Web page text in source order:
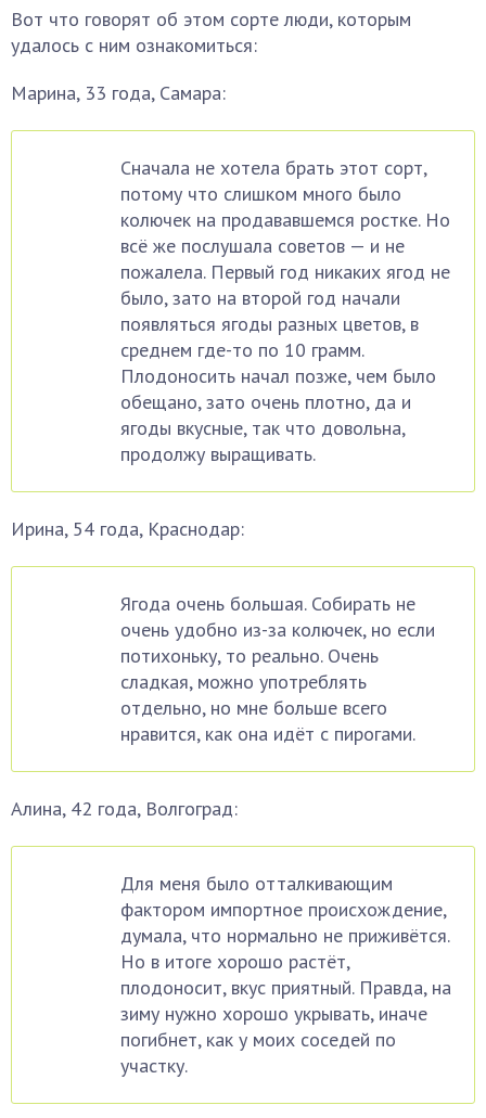
Вот что говорят об этом сорте люди, которым
удалось с ним ознакомиться:
Марина, 33 года, Самара:
Сначала не хотела брать этот сорт,
потому что слишком много было
колючек на продававшемся ростке. Но
всё же послушала советов — и не
пожалела. Первый год никаких ягод не
было, зато на второй год начали
появляться ягоды разных цветов, в
среднем где-то по 10 грамм.
Плодоносить начал позже, чем было
обещано, зато очень плотно, да и
ягоды вкусные, так что довольна,
продолжу выращивать.
Ирина, 54 года, Краснодар:
Ягода очень большая. Собирать не
очень удобно из-за колючек, но если
потихоньку, то реально. Очень
сладкая, можно употреблять
отдельно, но мне больше всего
нравится, как она идёт с пирогами.
Алина, 42 года, Волгоград:
Для меня было отталкивающим
фактором импортное происхождение,
думала, что нормально не приживётся.
Но в итоге хорошо растёт,
плодоносит, вкус приятный. Правда, на
зиму нужно хорошо укрывать, иначе
погибнет, как у моих соседей по
участку.